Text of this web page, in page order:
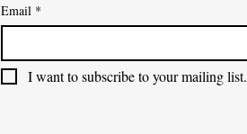
Email *
I want to subscribe to your mailing list.